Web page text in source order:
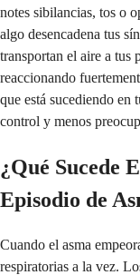
notes sibilancias, tos o
algo desencadena tus
transportan el aire a tus
reaccionando
que está sucediendo en
control y menos
¿Qué Sucede
Episodio de
Cuando el asma
respiratorias a la vez.